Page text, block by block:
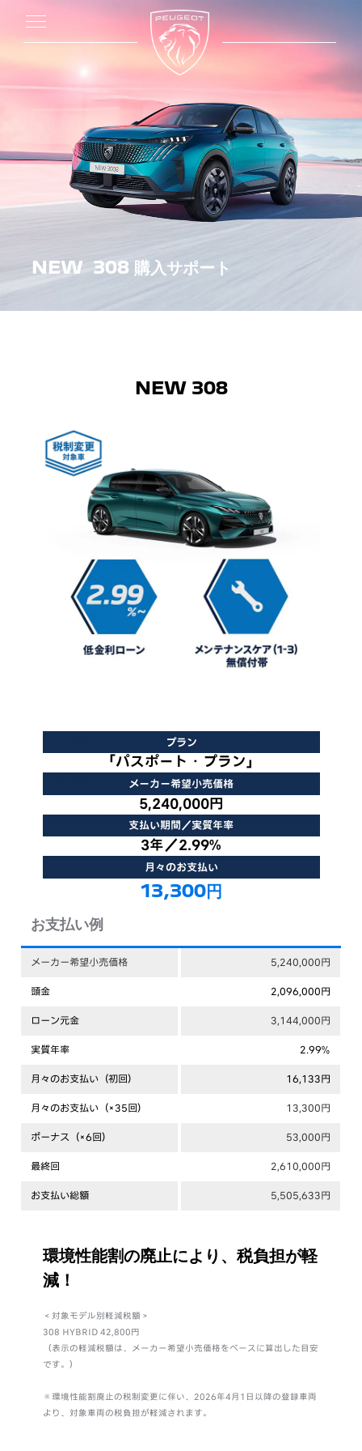
NEW 308 購入サポート
NEW 308
プラン
「パスポート・プラン」
メーカー希望小売価格
5,240,000円
支払い期間／実質年率
3年／2.99%
月々のお支払い
13,300円
お支払い例
メーカー希望小売価格
5,240,000円
頭金
2,096,000円
ローン元金
3,144,000円
実質年率
2.99%
月々のお支払い（初回）
16,133円
月々のお支払い（×35回）
13,300円
ボーナス（×6回）
53,000円
最終回
2,610,000円
お支払い総額
5,505,633円
環境性能割の廃止により、税負担が軽
減！
＜対象モデル別軽減税額＞
308 HYBRID 42,800円
（表示の軽減税額は、メーカー希望小売価格をベースに算出した目安
です。）
※環境性能割廃止の税制変更に伴い、2026年4月1日以降の登録車両
より、 対象車両の税負担が軽減されます。